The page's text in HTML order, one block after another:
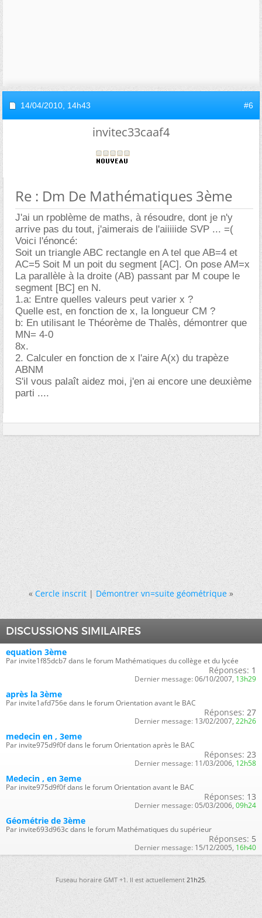
14/04/2010, 14h43 #6
invitec33caaf4
Re : Dm De Mathématiques 3ème
J'ai un rpoblème de maths, à résoudre, dont je n'y
arrive pas du tout, j'aimerais de l'aiiiiide SVP ... =(
Voici l'énoncé:
Soit un triangle ABC rectangle en A tel que AB=4 et
AC=5 Soit M un poit du segment [AC]. On pose AM=x
La parallèle à la droite (AB) passant par M coupe le
segment [BC] en N.
1.a: Entre quelles valeurs peut varier x ?
Quelle est, en fonction de x, la longueur CM ?
b: En utilisant le Théorème de Thalès, démontrer que
MN= 4-0
8x.
2. Calculer en fonction de x l'aire A(x) du trapèze
ABNM
S'il vous palaît aidez moi, j'en ai encore une deuxième
parti ....
« Cercle inscrit|Démontrer vn=suite géométrique »
DISCUSSIONS SIMILAIRES
equation 3ème
Par invite1f85dcb7 dans le forum Mathématiques du collège et du lycée
Réponses: 1
Dernier message: 06/10/2007, 13h29
après la 3ème
Par invite1afd756e dans le forum Orientation avant le BAC
Réponses: 27
Dernier message: 13/02/2007, 22h26
medecin en , 3eme
Par invite975d9f0f dans le forum Orientation après le BAC
Réponses: 23
Dernier message: 11/03/2006, 12h58
Medecin , en 3eme
Par invite975d9f0f dans le forum Orientation avant le BAC
Réponses: 13
Dernier message: 05/03/2006, 09h24
Géométrie de 3ème
Par invite693d963c dans le forum Mathématiques du supérieur
Réponses: 5
Dernier message: 15/12/2005, 16h40
Fuseau horaire GMT +1. Il est actuellement 21h25.